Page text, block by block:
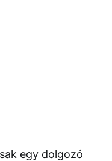
egy dolgozó